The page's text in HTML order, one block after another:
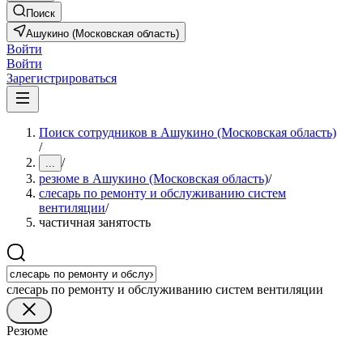
Поиск
Ашукино (Московская область)
Войти
Войти
Зарегистрироваться
Поиск сотрудников в Ашукино (Московская область)
/
... /
резюме в Ашукино (Московская область)/
слесарь по ремонту и обслуживанию систем
вентиляции/
частичная занятость
слесарь по ремонту и обслуживанию систем вентиляции
Резюме